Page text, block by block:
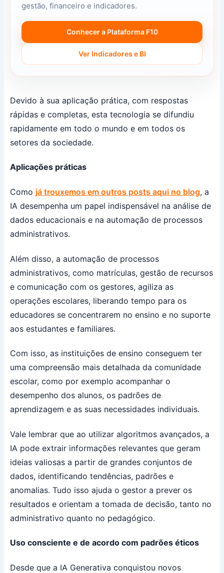
gestão, financeiro e indicadores.
Conhecer a Plataforma F10
Ver Indicadores e BI
Devido à sua aplicação prática, com respostas
rápidas e completas, esta tecnologia se difundiu
rapidamente em todo o mundo e em todos os
setores da sociedade.
Aplicações práticas
Como já trouxemos em outros posts aqui no blog, a
IA desempenha um papel indispensável na análise de
dados educacionais e na automação de processos
administrativos.
Além disso, a automação de processos
administrativos, como matrículas, gestão de recursos
e comunicação com os gestores, agiliza as
operações escolares, liberando tempo para os
educadores se concentrarem no ensino e no suporte
aos estudantes e familiares.
Com isso, as instituições de ensino conseguem ter
uma compreensão mais detalhada da comunidade
escolar, como por exemplo acompanhar o
desempenho dos alunos, os padrões de
aprendizagem e as suas necessidades individuais.
Vale lembrar que ao utilizar algoritmos avançados, a
IA pode extrair informações relevantes que geram
ideias valiosas a partir de grandes conjuntos de
dados, identificando tendências, padrões e
anomalias. Tudo isso ajuda o gestor a prever os
resultados e orientam a tomada de decisão, tanto no
administrativo quanto no pedagógico.
Uso consciente e de acordo com padrões éticos
Desde que a IA Generativa conquistou novos